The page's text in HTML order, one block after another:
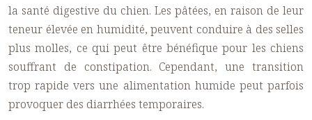
la santé digestive du chien. Les pâtées, en raison de leur
teneur élevée en humidité, peuvent conduire à des selles
plus molles, ce qui peut être bénéfique pour les chiens
souffrant de constipation. Cependant, une transition
trop rapide vers une alimentation humide peut parfois
provoquer des diarrhées temporaires.